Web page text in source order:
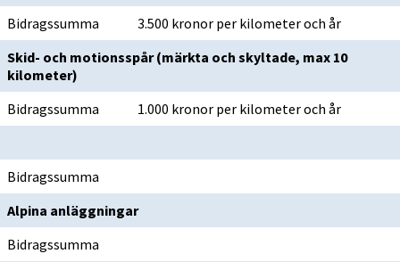
Bidragssumma
3.500 kronor per kilometer och år
Skid- och motionsspår (märkta och skyltade, max 10
kilometer)
Bidragssumma
1.000 kronor per kilometer och år
Bidragssumma
Alpina anläggningar
Bidragssumma